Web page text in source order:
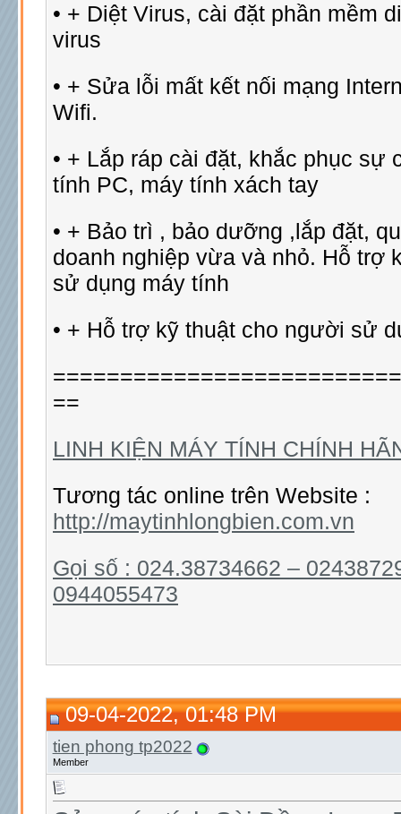
• + Diệt Virus, cài đặt phần mềm
virus
• + Sửa lỗi mất kết nối mạng
Wifi.
• + Lắp ráp cài đặt, khắc phục sự
tính PC, máy tính xách tay
• + Bảo trì , bảo dưỡng ,lắp đặt,
doanh nghiệp vừa và nhỏ. Hỗ trợ
sử dụng máy tính
• + Hỗ trợ kỹ thuật cho người sử
==
LINH KIỆN MÁY TÍNH CHÍNH
Tương tác online trên Website :
http://maytinhlongbien.com.vn
Gọi số : 024.38734662 –
0944055473
09-04-2022, 01:48 PM
tien phong tp2022
Member